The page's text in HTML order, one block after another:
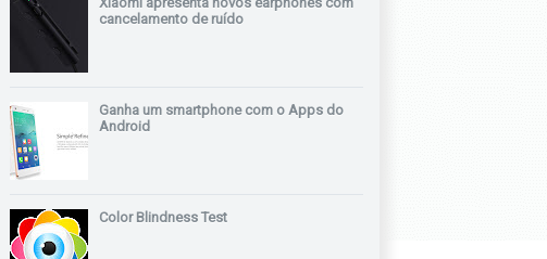
cancelamento de ruído
Ganha um smartphone com o Apps do
Android
Color Blindness Test